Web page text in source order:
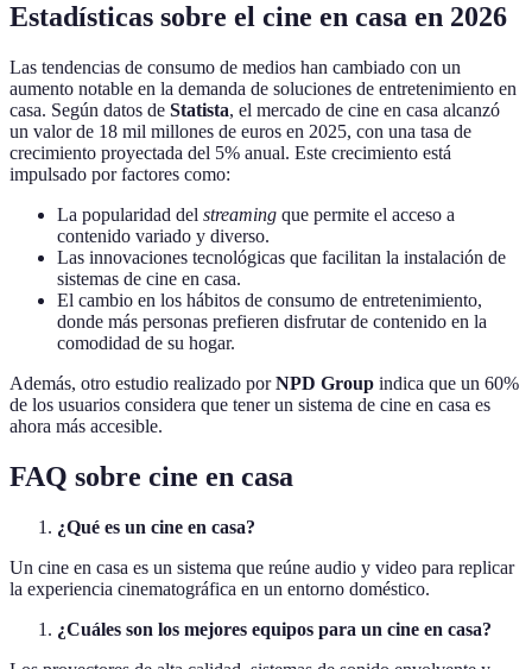
Estadísticas sobre el cine en casa en 2026
Las tendencias de consumo de medios han cambiado con un
aumento notable en la demanda de soluciones de entretenimiento en
casa. Según datos de Statista, el mercado de cine en casa alcanzó
un valor de 18 mil millones de euros en 2025, con una tasa de
crecimiento proyectada del 5% anual. Este crecimiento está
impulsado por factores como:
La popularidad del streaming que permite el acceso a
contenido variado y diverso.
Las innovaciones tecnológicas que facilitan la instalación de
sistemas de cine en casa.
El cambio en los hábitos de consumo de entretenimiento,
donde más personas prefieren disfrutar de contenido en la
comodidad de su hogar.
Además, otro estudio realizado porNPD Group indica que un 60%
de los usuarios considera que tener un sistema de cine en casa es
ahora más accesible.
FAQ sobre cine en casa
¿Qué es un cine en casa?
Un cine en casa es un sistema que reúne audio y video para replicar
la experiencia cinematográfica en un entorno doméstico.
¿Cuáles son los mejores equipos para un cine en casa?